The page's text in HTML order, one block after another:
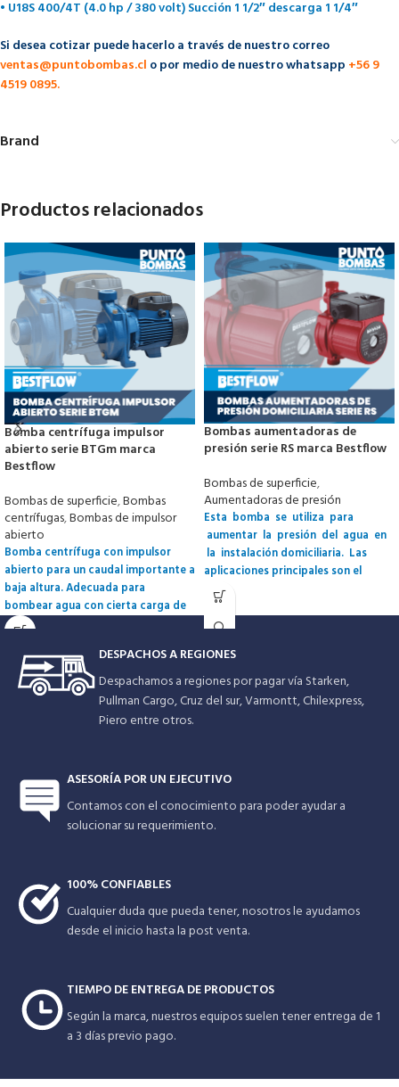
• U18S 400/4T (4.0 hp / 380 volt) Succión 1 1/2″ descarga 1 1/4″
Si desea cotizar puede hacerlo a través de nuestro correo
ventas@puntobombas.cl o por medio de nuestro whatsapp +56 9
4519 0895.
Brand
Productos relacionados
Bomba centrífuga impulsor
abierto serie BTGm marca
Bestflow
Bombas de superficie,Bombas
centrífugas,Bombas de impulsor
abierto
Bomba centrífuga con impulsor
abierto para un caudal importante a
baja altura. Adecuada para
bombear agua con cierta carga de
impurezas sin riesgo de
principalmente en bombeo de agua
de canales y ríos así como en
diversas industrias.
Bombas aumentadoras de
presión serie RS marca Bestflow
Bombas de superficie,
Aumentadoras de presión
Esta bomba se utiliza para
aumentar la presión del agua en
la instalación domiciliaria. Las
aplicaciones principales son el
sistema de agua caliente, sistemas
cerrados industriales de circulación
y aumento de presión en las
giratorias se sumergen en el agua
que mueve esta bomba de rotor
encapsulado. El fluido bombeado
DESPACHOS A REGIONES
Despachamos a regiones por pagar vía Starken,
Pullman Cargo, Cruz del sur, Varmontt, Chilexpress,
Piero entre otros.
ASESORÍA POR UN EJECUTIVO
Contamos con el conocimiento para poder ayudar a
solucionar su requerimiento.
100% CONFIABLES
Cualquier duda que pueda tener, nosotros le ayudamos
desde el inicio hasta la post venta.
TIEMPO DE ENTREGA DE PRODUCTOS
Según la marca, nuestros equipos suelen tener entrega de 1
a 3 días previo pago.